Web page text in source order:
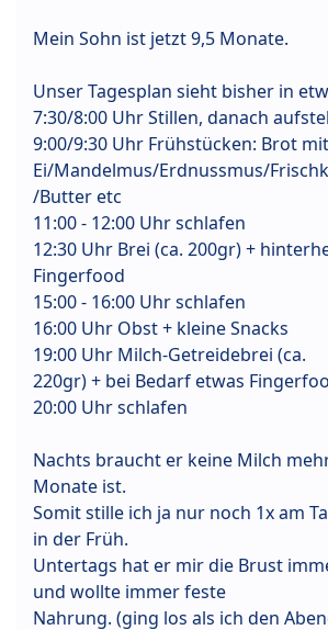
Mein Sohn ist jetzt 9,5 Monate.
Unser Tagesplan sieht bisher in
7:30/8:00 Uhr Stillen, danach
9:00/9:30 Uhr Frühstücken: Brot mit
Ei/Mandelmus/Erdnussmus/
/Butter etc
11:00 - 12:00 Uhr schlafen
12:30 Uhr Brei (ca. 200gr) +
Fingerfood
15:00 - 16:00 Uhr schlafen
16:00 Uhr Obst + kleine Snacks
19:00 Uhr Milch-Getreidebrei (ca.
220gr) + bei Bedarf etwas
20:00 Uhr schlafen
Nachts braucht er keine Milch
Monate ist.
Somit stille ich ja nur noch 1x am
in der Früh.
Untertags hat er mir die Brust
und wollte immer feste
Nahrung. (ging los als ich den